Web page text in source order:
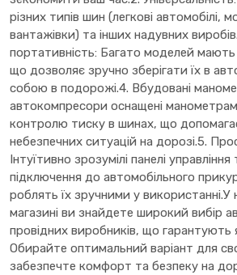
різних типів шин (легкові автомобілі,
вантажівки) та інших надувних
портативність: Багато моделей мають
що дозволяє зручно зберігати їх в
собою в подорожі.4. Вбудовані
автокомпресори оснащені
контролю тиску в шинах, що
небезпечних ситуацій на дорозі.5.
Інтуїтивно зрозумілі панелі
підключення до автомобільного
роблять їх зручними у використанні.У
магазині ви знайдете широкий вибір
провідних виробників, що гарантують
Обирайте оптимальний варіант для
забезпечте комфорт та безпеку на